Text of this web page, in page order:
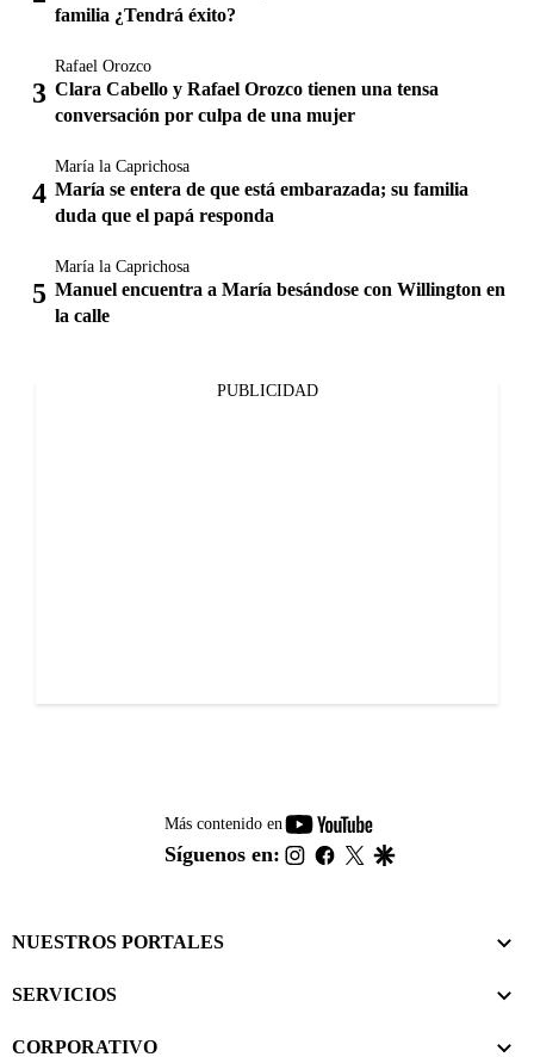
familia ¿Tendrá éxito?
Rafael Orozco
Clara Cabello y Rafael Orozco tienen una tensa
conversación por culpa de una mujer
María la Caprichosa
María se entera de que está embarazada; su familia
duda que el papá responda
María la Caprichosa
Manuel encuentra a María besándose con Willington en
la calle
PUBLICIDAD
Más contenido en
youtube-
footer
Síguenos en: instagram
facebook
twitter
NUESTROS PORTALES
SERVICIOS
CORPORATIVO